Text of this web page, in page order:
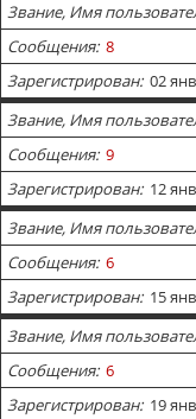
Звание, Имя
Сообщения 8
Зарегистрирован 02
Звание, Имя
Сообщения 9
Зарегистрирован 12
Звание, Имя
Сообщения 6
Зарегистрирован 15
Звание, Имя
Сообщения 6
Зарегистрирован 19